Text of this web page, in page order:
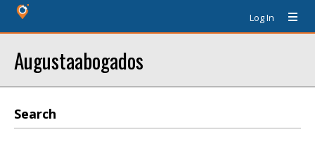
Log In
Augustaabogados
Search